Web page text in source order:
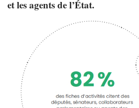
et les agents de l’État.